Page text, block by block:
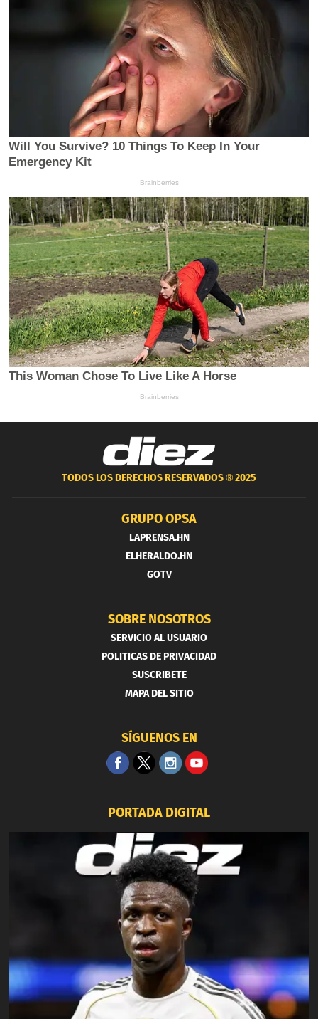
TODOS LOS DERECHOS RESERVADOS ®2025
GRUPO OPSA
LAPRENSA.HN
ELHERALDO.HN
GOTV
SOBRE NOSOTROS
SERVICIO AL USUARIO
POLITICAS DE PRIVACIDAD
SUSCRIBETE
MAPA DEL SITIO
SÍGUENOS EN
PORTADA DIGITAL